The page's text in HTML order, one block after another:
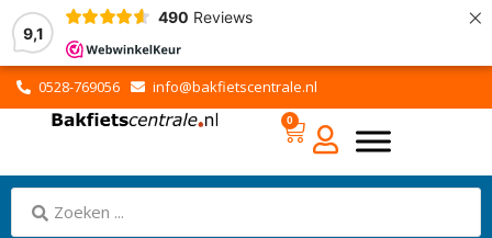
9,1
490 Reviews ×
0528-769056 info@bakfietscentrale.nl
0